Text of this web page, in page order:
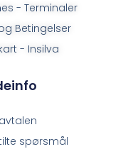
- Terminaler
Betingelser
- Insilva
spørsmål